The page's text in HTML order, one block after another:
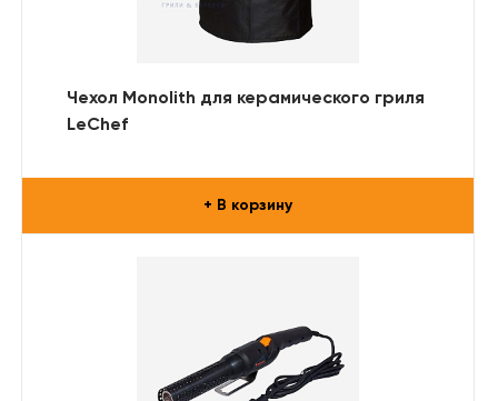
Чехол Monolith для керамического гриля
LeChef
+ В корзину